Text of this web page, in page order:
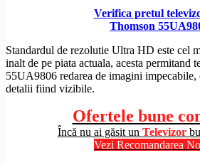
Verifica pretul
Thomson
Standardul de rezolutie Ultra HD este cel
inalt de pe piata actuala, acesta permitand
55UA9806 redarea de imagini impecabile,
detalii fiind vizibile.
Ofertele bune
Încă nu ai găsit un Televizor
Vezi Recomandarea